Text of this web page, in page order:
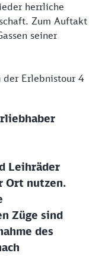
herrliche
Zum Auftakt
seiner
der Erlebnistour 4
Leihräder
Ort nutzen.
Züge sind
des